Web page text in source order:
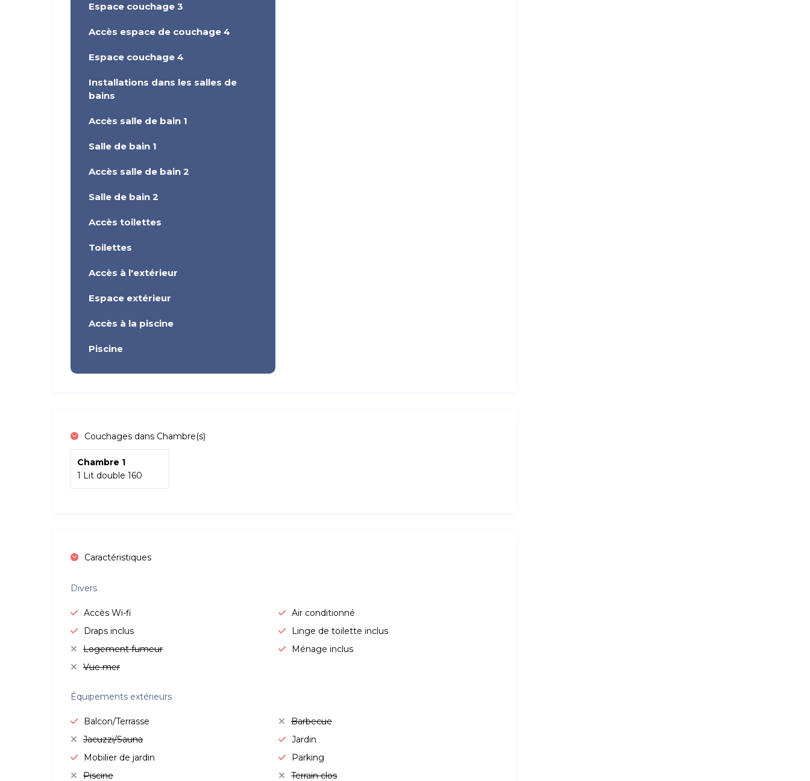
Espace couchage 3
Accès espace de couchage 4
Espace couchage 4
Installations dans les salles de
bains
Accès salle de bain 1
Salle de bain 1
Accès salle de bain 2
Salle de bain 2
Accès toilettes
Toilettes
Accès à l'extérieur
Espace extérieur
Accès à la piscine
Piscine
Couchages dans Chambre(s)
Chambre 1
1 Lit double 160
Caractéristiques
Divers
Accès Wi-fi
Air conditionné
Draps inclus
Linge de toilette inclus
Logement fumeur
Ménage inclus
Vue mer
Équipements extérieurs
Balcon/Terrasse
Barbecue
Jacuzzi/Sauna
Jardin
Mobilier de jardin
Parking
Piscine
Terrain clos